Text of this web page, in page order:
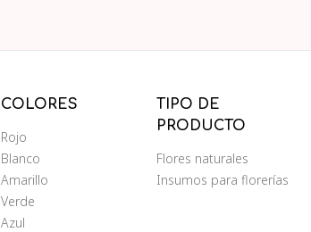
COLORES
Rojo
Blanco
Amarillo
Verde
Azul
TIPO DE
PRODUCTO
Flores naturales
Insumos para florerías